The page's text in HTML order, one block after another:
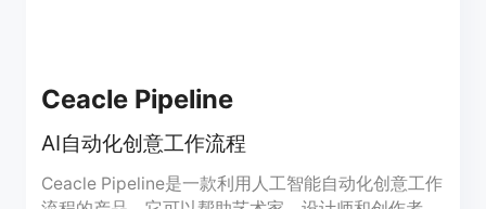
Ceacle Pipeline
AI自动化创意工作流程
Ceacle Pipeline是一款利用人工智能自动化创意工作